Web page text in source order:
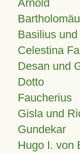
Arnold
Basilius
Celestina
Desan und
Dotto
Faucherius
Gisla und
Gundekar
Hugo I. von